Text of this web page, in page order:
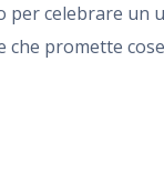
per celebrare un
promette